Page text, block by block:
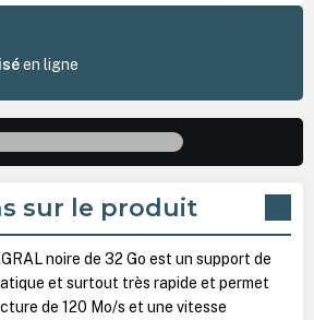
en ligne
sur le produit
noire de 32 Go est un support de
et surtout très rapide et permet
de 120 Mo/s et une vitesse